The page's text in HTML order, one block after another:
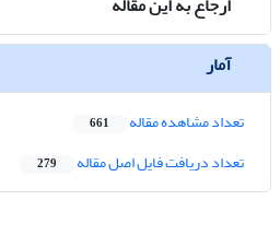
آمار
تعداد مشاهده مقاله 661
تعداد دریافت فایل اصل مقاله 279